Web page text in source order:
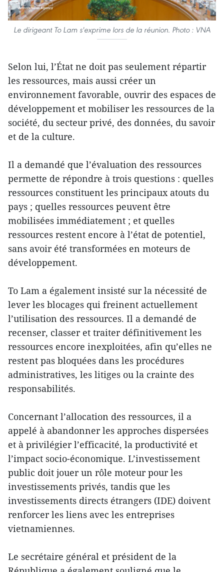
Le dirigeant To Lam s'exprime lors de la réunion. Photo : VNA
Selon lui, l’État ne doit pas seulement répartir
les ressources, mais aussi créer un
environnement favorable, ouvrir des espaces de
développement et mobiliser les ressources de la
société, du secteur privé, des données, du savoir
et de la culture.
Il a demandé que l’évaluation des ressources
permette de répondre à trois questions : quelles
ressources constituent les principaux atouts du
pays ; quelles ressources peuvent être
mobilisées immédiatement ; et quelles
ressources restent encore à l’état de potentiel,
sans avoir été transformées en moteurs de
développement.
To Lam a également insisté sur la nécessité de
lever les blocages qui freinent actuellement
l’utilisation des ressources. Il a demandé de
recenser, classer et traiter définitivement les
ressources encore inexploitées, afin qu’elles ne
restent pas bloquées dans les procédures
administratives, les litiges ou la crainte des
responsabilités.
Concernant l’allocation des ressources, il a
appelé à abandonner les approches dispersées
et à privilégier l’efficacité, la productivité et
l’impact socio-économique. L’investissement
public doit jouer un rôle moteur pour les
investissements privés, tandis que les
investissements directs étrangers (IDE) doivent
renforcer les liens avec les entreprises
vietnamiennes.
Le secrétaire général et président de la